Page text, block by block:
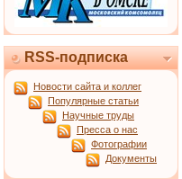
RSS-подписка
Новости сайта и коллег
Популярные статьи
Научные труды
Пресса о нас
Фотографии
Документы